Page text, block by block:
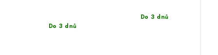
Do 3 dnů
Do 3 dnů